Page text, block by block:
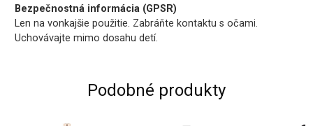
Bezpečnostná informácia (GPSR)
Len na vonkajšie použitie. Zabráňte kontaktu s očami.
Uchovávajte mimo dosahu detí.
Podobné produkty